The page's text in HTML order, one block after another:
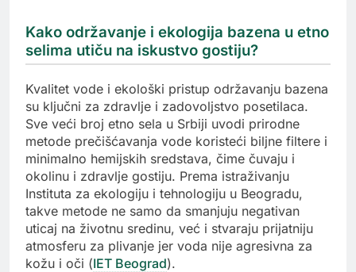
Kako održavanje i ekologija bazena u etno
selima utiču na iskustvo gostiju?
Kvalitet vode i ekološki pristup održavanju bazena
su ključni za zdravlje i zadovoljstvo posetilaca.
Sve veći broj etno sela u Srbiji uvodi prirodne
metode prečišćavanja vode koristeći biljne filtere i
minimalno hemijskih sredstava, čime čuvaju i
okolinu i zdravlje gostiju. Prema istraživanju
Instituta za ekologiju i tehnologiju u Beogradu,
takve metode ne samo da smanjuju negativan
uticaj na životnu sredinu, već i stvaraju prijatniju
atmosferu za plivanje jer voda nije agresivna za
kožu i oči (IET Beograd).